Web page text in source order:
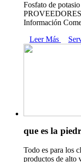
Fosfato de
Información
Leer Más
que es la
Todo es para los
productos de alto